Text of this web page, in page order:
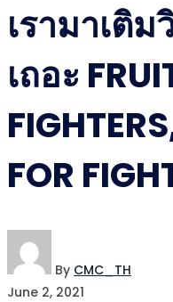
เรามาเติ
เถอะ
FOR
By CMC_TH
June 2, 2021